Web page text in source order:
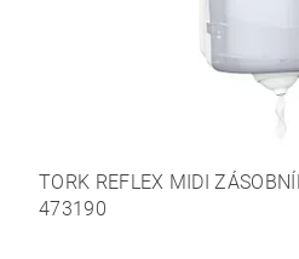
TORK REFLEX MIDI
473190